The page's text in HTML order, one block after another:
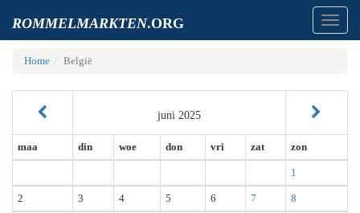
ROMMELMARKTEN.ORG
Home België
juni 2025
maa din woe don vri zat zon
1
2 3 4 5 6 7 8